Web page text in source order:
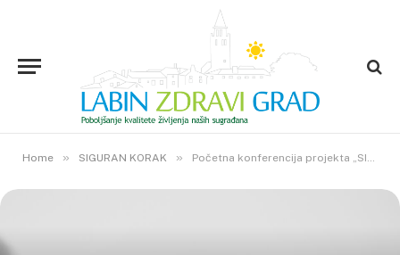
Home » SIGURAN KORAK » Početna konferencija projekta „SIGURAN KORAK – podrška putem socijalnih usluga za starije“